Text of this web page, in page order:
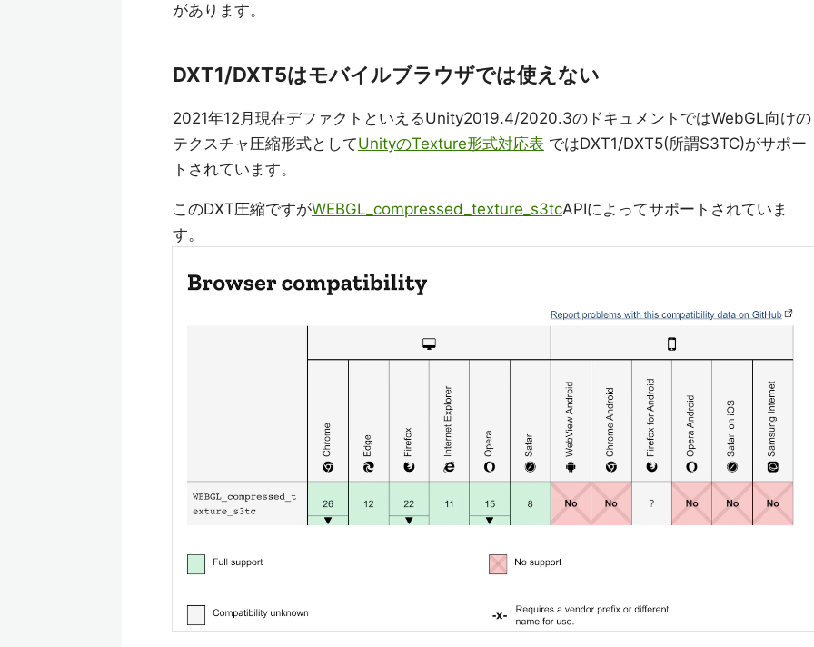
があります。
DXT1/DXT5はモバイルブラウザでは使えない
2021年12月現在デファクトといえるUnity2019.4/2020.3のドキュメントではWebGL向けの
テクスチャ圧縮形式としてUnityのTexture形式対応表 ではDXT1/DXT5(所謂S3TC)がサポー
トされています。
このDXT圧縮ですがWEBGL_compressed_texture_s3tcAPIによってサポートされていま
す。